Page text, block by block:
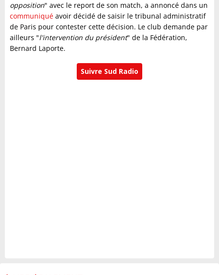
opposition" avec le report de son match, a annoncé dans un
communiqué avoir décidé de saisir le tribunal administratif
de Paris pour contester cette décision. Le club demande par
ailleurs "l'intervention du président" de la Fédération,
Bernard Laporte.
Suivre Sud Radio